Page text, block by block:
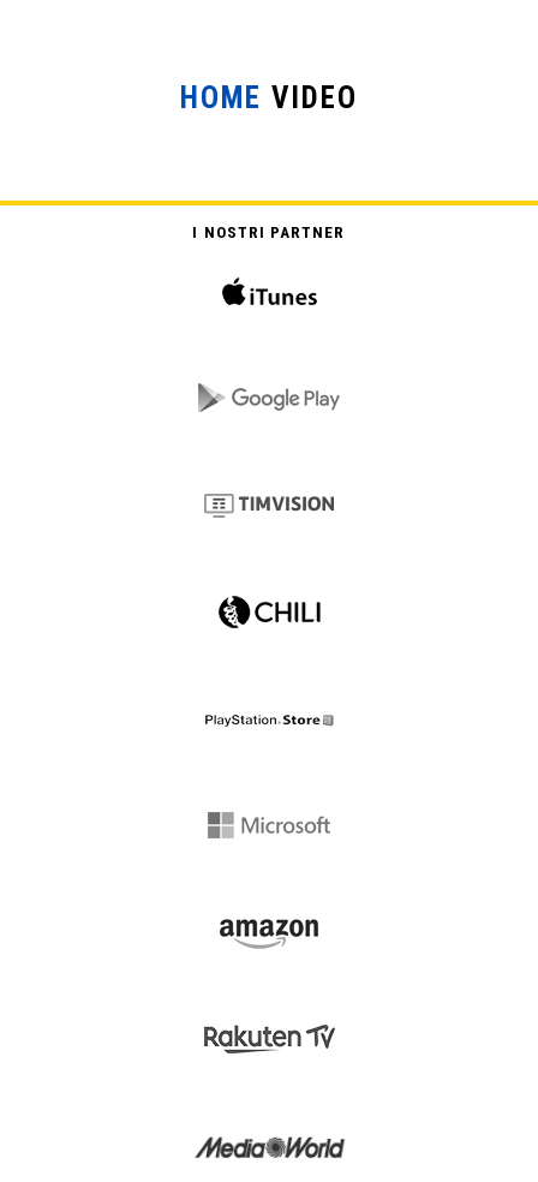
HOME VIDEO
I NOSTRI PARTNER